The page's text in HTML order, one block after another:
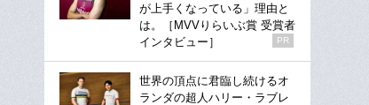
が上手くなっている」理由と
は。［MVVりらいぶ賞 受賞者
インタビュー］
PR
世界の頂点に君臨し続けるオ
ランダの超人ハリー・ラブレ